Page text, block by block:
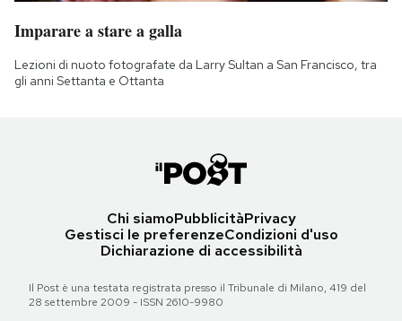
Imparare a stare a galla
Lezioni di nuoto fotografate da Larry Sultan a San Francisco, tra
gli anni Settanta e Ottanta
Chi siamoPubblicitàPrivacy
Gestisci le preferenzeCondizioni d'uso
Dichiarazione di accessibilità
Il Post è una testata registrata presso il Tribunale di Milano, 419 del
28 settembre 2009 - ISSN 2610-9980